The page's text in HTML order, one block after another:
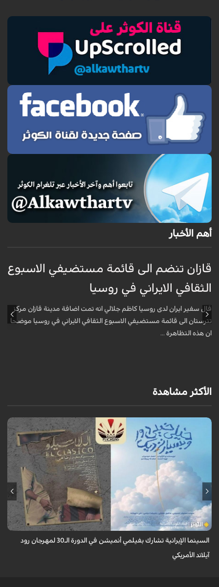
أهم الأخبار
قازان تنضم الى قائمة مستضيفي الاسبوع
الثقافي الايراني في روسيا
قال سفير ايران لدى روسيا كاظم جلالي انه تمت اضافة مدينة قازان مركز
تترستان الى قائمة مستضيفي الاسبوع الثقافي الايراني في روسيا موضحا
ان هذه التظاهرة ...
الأكثر مشاهدة
تأهل فيلمان قصيران من إنتاج "مركز سوره للشباب" للمشاركة في منافسات
مهرجان رود آيلاند السينمائي الدولي بالولايات المتحدة الأمريكية.
السينما الإيرانية تشارك بفيلمي أنميشن في الدورة الـ30 لمهرجان رود
آيلاند الأمريكي